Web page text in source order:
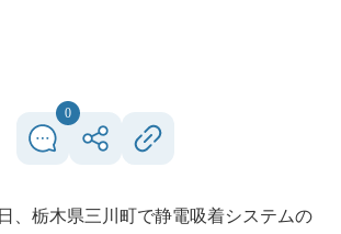
0
、栃木県三川町で静電吸着システムの